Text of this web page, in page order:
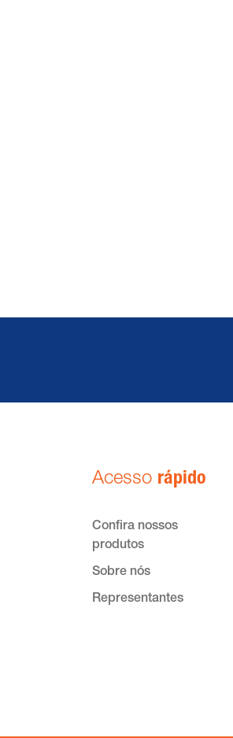
Acesso rápido
Confira nossos
produtos
Sobre nós
Representantes